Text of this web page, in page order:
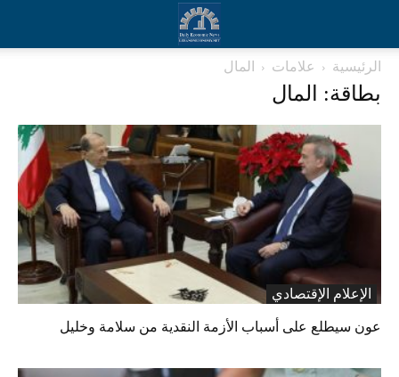
الرئيسية علامات المال
بطاقة: المال
الإعلام الإقتصادي
عون سيطلع على أسباب الأزمة النقدية من سلامة وخليل